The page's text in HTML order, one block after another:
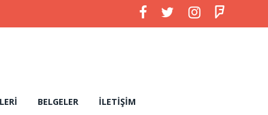
BELGELER İLETIŞIM